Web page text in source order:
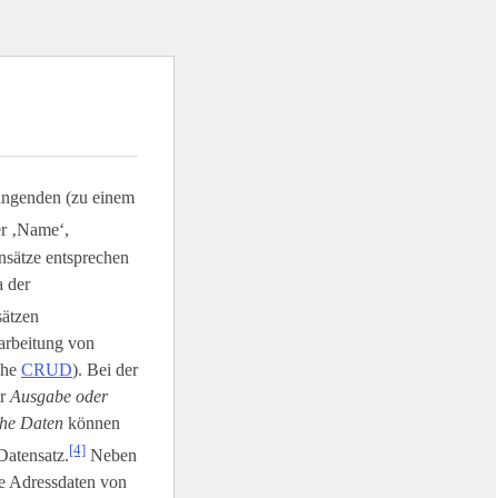
(zu einem
entsprechen
der
von
CRUD). Bei der
Ausgabe oder
Daten können
[4] Neben
Adressdaten von